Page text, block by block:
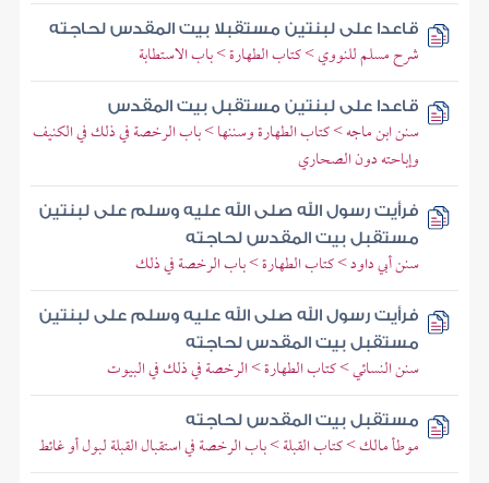
قاعدا على لبنتين مستقبلا بيت المقدس لحاجته
شرح مسلم للنووي > كتاب الطهارة > باب الاستطابة
قاعدا على لبنتين مستقبل بيت المقدس
سنن ابن ماجه > كتاب الطهارة وسننها > باب الرخصة في ذلك في الكنيف
وإباحته دون الصحاري
فرأيت رسول الله صلى الله عليه وسلم على لبنتين
مستقبل بيت المقدس لحاجته
سنن أبي داود > كتاب الطهارة > باب الرخصة في ذلك
فرأيت رسول الله صلى الله عليه وسلم على لبنتين
مستقبل بيت المقدس لحاجته
سنن النسائي > كتاب الطهارة > الرخصة في ذلك في البيوت
مستقبل بيت المقدس لحاجته
موطأ مالك > كتاب القبلة > باب الرخصة في استقبال القبلة لبول أو غائط